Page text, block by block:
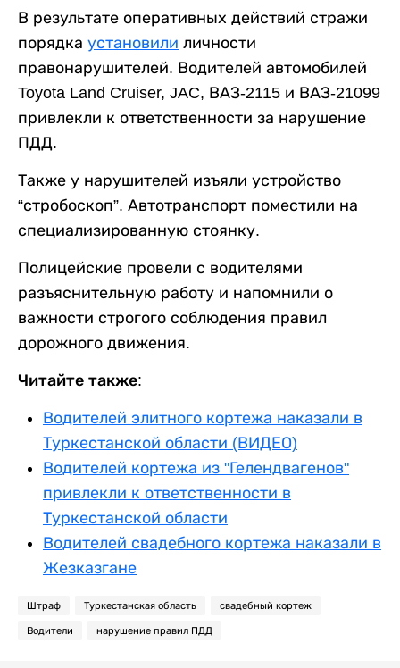
В результате оперативных действий стражи
порядка установили личности
правонарушителей. Водителей автомобилей
Toyota Land Cruiser, JAC, ВАЗ-2115 и ВАЗ-21099
привлекли к ответственности за нарушение
ПДД.
Также у нарушителей изъяли устройство
“стробоскоп”. Автотранспорт поместили на
специализированную стоянку.
Полицейские провели с водителями
разъяснительную работу и напомнили о
важности строгого соблюдения правил
дорожного движения.
Читайте также:
Водителей элитного кортежа наказали в
Туркестанской области (ВИДЕО)
Водителей кортежа из "Гелендвагенов"
привлекли к ответственности в
Туркестанской области
Водителей свадебного кортежа наказали в
Жезказгане
Штраф Туркестанская область свадебный кортеж
Водители нарушение правил ПДД